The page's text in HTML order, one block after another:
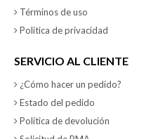
Términos de uso
Política de privacidad
SERVICIO AL CLIENTE
¿Cómo hacer un pedido?
Estado del pedido
Política de devolución